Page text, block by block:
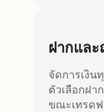
ฝากและ
จัดการเงิน
ตัวเลือกฝา
ขณะเทรดฟ